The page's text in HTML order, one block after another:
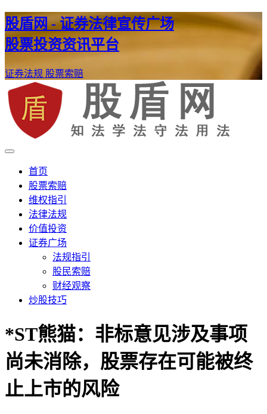
股盾网 - 证券法律宣传广场
股票投资资讯平台
证券法规 股票索赔
股盾网
证券股票维权网
首页
股票索赔
维权指引
法律法规
价值投资
证券广场
法规指引
股民索赔
财经观察
炒股技巧
*ST熊猫：非标意见涉及事项
尚未消除，股票存在可能被终
止上市的风险